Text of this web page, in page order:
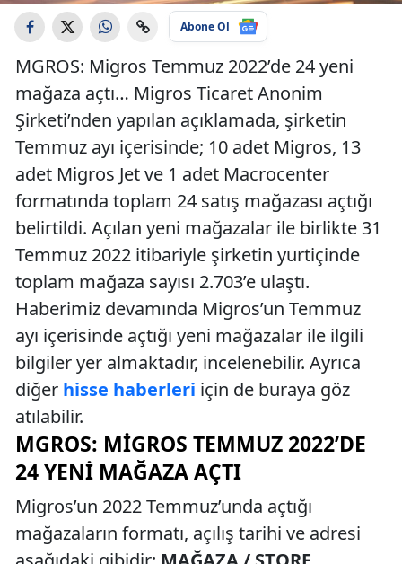
Abone Ol
MGROS: Migros Temmuz 2022’de 24 yeni
mağaza açtı… Migros Ticaret Anonim
Şirketi’nden yapılan açıklamada, şirketin
Temmuz ayı içerisinde; 10 adet Migros, 13
adet Migros Jet ve 1 adet Macrocenter
formatında toplam 24 satış mağazası açtığı
belirtildi. Açılan yeni mağazalar ile birlikte 31
Temmuz 2022 itibariyle şirketin yurtiçinde
toplam mağaza sayısı 2.703’e ulaştı.
Haberimiz devamında Migros’un Temmuz
ayı içerisinde açtığı yeni mağazalar ile ilgili
bilgiler yer almaktadır, incelenebilir. Ayrıca
diğer hisse haberleri için de buraya göz
atılabilir.
MGROS: MIGROS TEMMUZ 2022’DE
24 YENI MAĞAZA AÇTI
Migros’un 2022 Temmuz’unda açtığı
mağazaların formatı, açılış tarihi ve adresi